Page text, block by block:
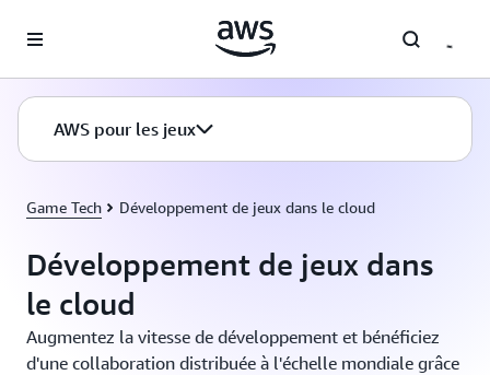
AWS pour les jeux
Game Tech Développement de jeux dans le cloud
Développement de jeux dans
le cloud
Augmentez la vitesse de développement et bénéficiez
d'une collaboration distribuée à l'échelle mondiale grâce